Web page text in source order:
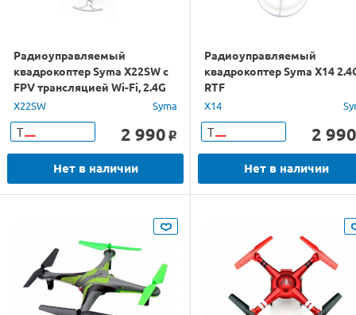
Радиоуправляемый
квадрокоптер Syma X22SW с
FPV трансляцией Wi-Fi, 2.4G
6-AXIS RTF
X22SW Syma
Т 2 990 o
Нет в наличии
Радиоуправляемый
квадрокоптер Syma X14
RTF
X14
Т 2 990
Нет в наличии